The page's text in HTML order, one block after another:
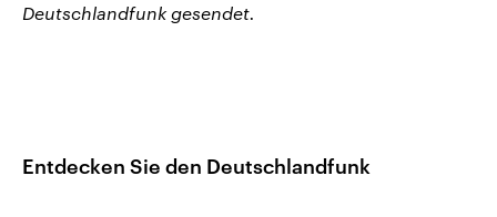
Deutschlandfunk gesendet.
Entdecken Sie den Deutschlandfunk